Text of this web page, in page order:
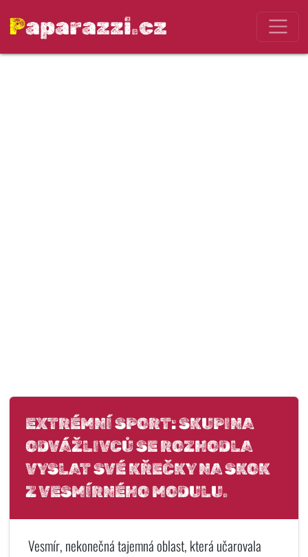
Paparazzi.cz
EXTRÉMNÍ SPORT: SKUPINA
ODVÁŽLIVCŮ SE ROZHODLA
VYSLAT SVÉ KŘEČKY NA SKOK
Z VESMÍRNÉHO MODULU.
Vesmír, nekonečná tajemná oblast, která učarovala